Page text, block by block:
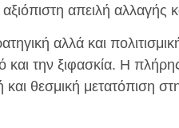
απειλή αλλαγής
αλλά και
και την ξιφασκία. Η
θεσμική μετατόπιση